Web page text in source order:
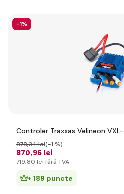
-1%
Controler Traxxas Velineon
870,96 lei
878,34 lei(-1 %)
719,80 lei fără TVA
+ 189 puncte